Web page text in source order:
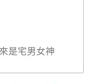
是宅男女神